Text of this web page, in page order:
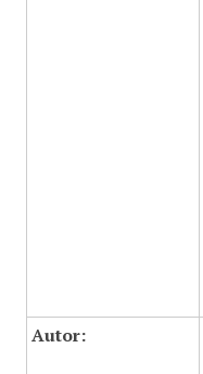
Autor: